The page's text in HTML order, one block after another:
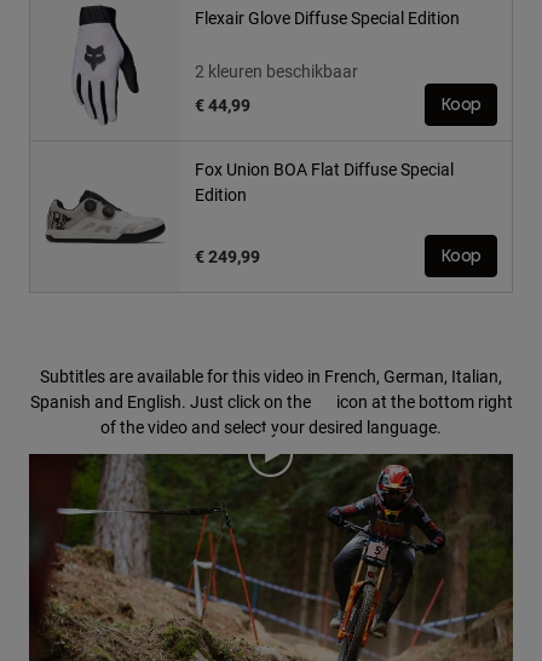
Flexair Glove Diffuse Special Edition
2 kleuren beschikbaar
€ 44,99
Koop
Fox Union BOA Flat Diffuse Special
Edition
€ 249,99 Koop
Subtitles are available for this video in French, German, Italian,
Spanish and English. Just click on the
icon at the bottom right
of the video and select your desired language.